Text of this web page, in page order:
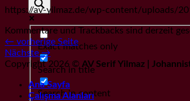
Exact matches only
Search in title
Search in content
https://av-yilmaz.de/wp-content/uploads/
Kommentare und Trackbacks sind derzeit
← vorherige Seite
Nächste→
Copyright 2026 © AV Serif Yilmaz |
Ana Sayfa
Çalışma Alanları